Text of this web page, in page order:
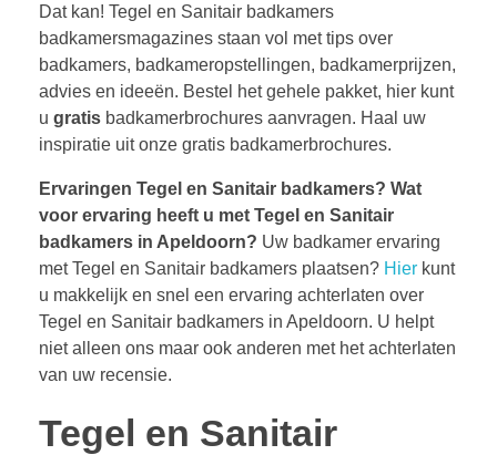
Dat kan! Tegel en Sanitair badkamers
badkamersmagazines staan vol met tips over
badkamers, badkameropstellingen, badkamerprijzen,
advies en ideeën. Bestel het gehele pakket, hier kunt
u gratis badkamerbrochures aanvragen. Haal uw
inspiratie uit onze gratis badkamerbrochures.
Ervaringen Tegel en Sanitair badkamers? Wat
voor ervaring heeft u met Tegel en Sanitair
badkamers in Apeldoorn? Uw badkamer ervaring
met Tegel en Sanitair badkamers plaatsen? Hier kunt
u makkelijk en snel een ervaring achterlaten over
Tegel en Sanitair badkamers in Apeldoorn. U helpt
niet alleen ons maar ook anderen met het achterlaten
van uw recensie.
Tegel en Sanitair